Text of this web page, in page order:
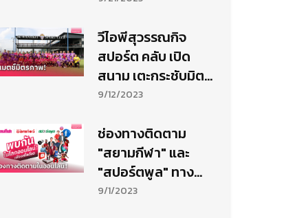
วีไอพีสุวรรณกิจ
สปอร์ต คลับ เปิด
สนาม เตะกระชับมิตร
สยามกีฬา-สตาร์ซอ
9/12/2023
ช่องทางติดตาม
"สยามกีฬา" และ
"สปอร์ตพูล" ทาง
ออนไลน์ คอนเท้นต์
9/1/2023